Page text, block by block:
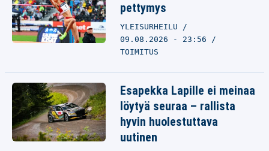
pettymys
YLEISURHEILU
09.08.2026 - 23:56
TOIMITUS
Esapekka Lapille ei meinaa
löytyä seuraa – rallista
hyvin huolestuttava
uutinen